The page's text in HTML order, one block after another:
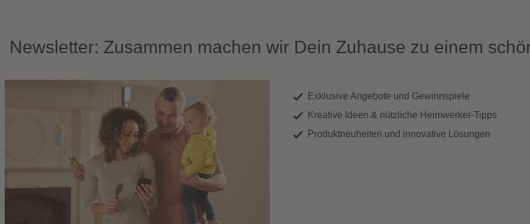
Newsletter: Zusammen machen wir Dein Zuhause zu einem
Exklusive Angebote und Gewinnspiele
Kreative Ideen & nützliche Heimwerker-Tipps
Produktneuheiten und innovative Lösungen